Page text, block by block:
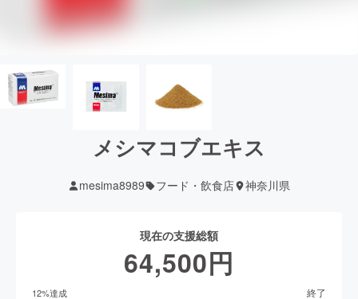
メシマコブエキス
mesima8989 フード・飲食店 神奈川県
現在の支援総額
64,500円
12%達成 終了